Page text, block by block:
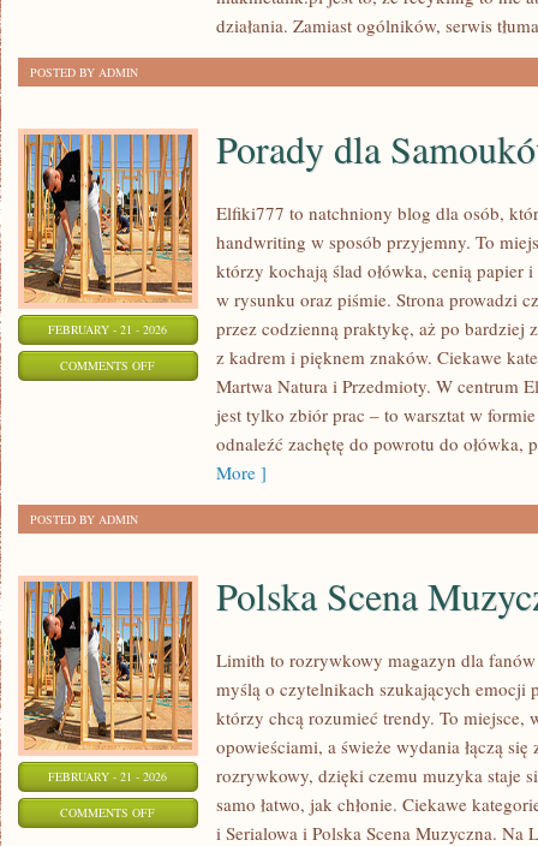
działania. Zamiast ogólników, serwis
POSTED BY ADMIN
FEBRUARY - 21 - 2026
COMMENTS OFFON
SAMOUKÓW
Porady dla
Elfiki777 to natchniony blog dla osób,
handwriting w sposób przyjemny. To
którzy kochają ślad ołówka, cenią papier
w rysunku oraz piśmie. Strona prowadzi
przez codzienną praktykę, aż po bardziej
z kadrem i pięknem znaków. Ciekawe
Martwa Natura i Przedmioty. W centrum
jest tylko zbiór prac – to warsztat w
odnaleźć zachętę do powrotu do ołówka,
More ]
POSTED BY ADMIN
FEBRUARY - 21 - 2026
COMMENTS OFFON
Polska Scena
Limith to rozrywkowy magazyn dla
myślą o czytelnikach szukających emocji
którzy chcą rozumieć trendy. To miejsce,
opowieściami, a świeże wydania łączą się
rozrywkowy, dzięki czemu muzyka staje
samo łatwo, jak chłonie. Ciekawe
i Serialowa i Polska Scena Muzyczna. Na